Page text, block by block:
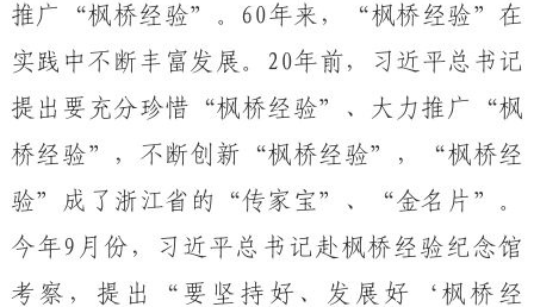
推广“枫桥经验”。 60年来 ，
“枫桥经验”在
实践中不断丰富发展 。 20年前，
习近平总书记
提出要充分珍惜 “枫桥经验”、大力推广“枫
桥经验”，不断创新“枫桥经验”，“枫桥经
验”成了浙江省的“传家宝”、“金名片”。
今年9月份，习近平总书记赴枫桥经验纪念馆
考察，提出“要坚持好、发展好‘枫桥经